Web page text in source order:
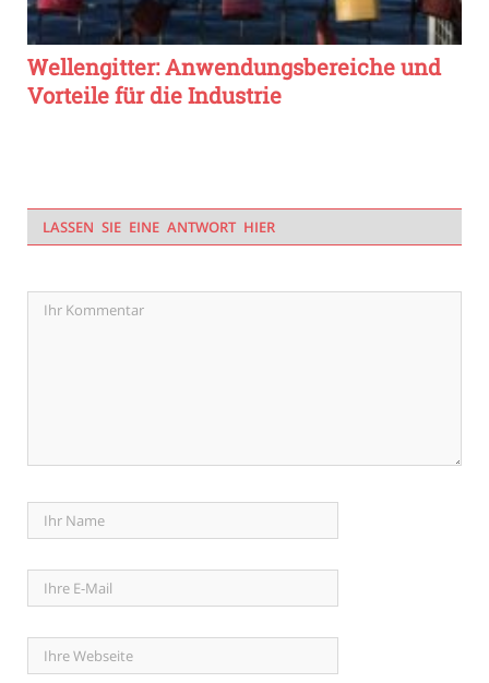
Wellengitter: Anwendungsbereiche und
Vorteile für die Industrie
LASSEN SIE EINE ANTWORT HIER